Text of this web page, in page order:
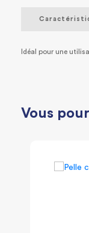
Idéal pour une
Vous